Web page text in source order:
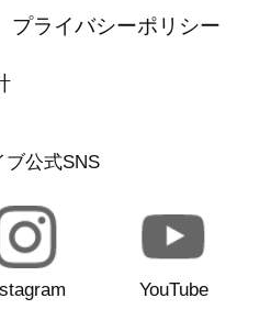
プライバシーポリシー
ブ公式SNS
YouTube